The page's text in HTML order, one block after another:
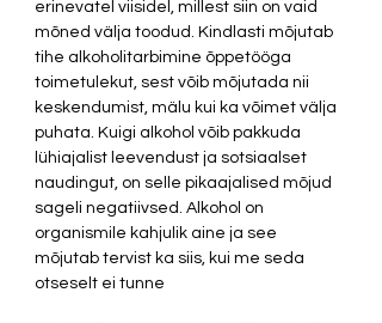
erinevatel viisidel, millest siin on vaid
mõned välja toodud. Kindlasti mõjutab
tihe alkoholitarbimine õppetööga
toimetulekut, sest võib mõjutada nii
keskendumist, mälu kui ka võimet välja
puhata. Kuigi alkohol võib pakkuda
lühiajalist leevendust ja sotsiaalset
naudingut, on selle pikaajalised mõjud
sageli negatiivsed. Alkohol on
organismile kahjulik aine ja see
mõjutab tervist ka siis, kui me seda
otseselt ei tunne